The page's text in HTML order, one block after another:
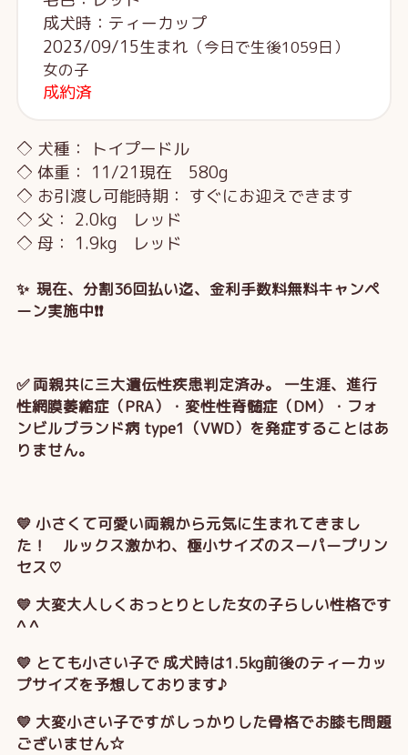
成犬時：ティーカップ
2023/09/15生まれ （今日で生後1059日）
女の子
成約済
◇ 犬種： トイプードル
◇ 体重： 11/21現在 580g
◇ お引渡し可能時期： すぐにお迎えできます
◇ 父： 2.0kg レッド
◇ 母： 1.9kg レッド
✨ 現在、分割36回払い迄、金利手数料無料キャンペ
ーン実施中❗❗
✅ 両親共に三大遺伝性疾患判定済み。 一生涯、進行
性網膜萎縮症（PRA）・変性性脊髄症（DM）・フォ
ンビルブランド病 type1（VWD）を発症することはあ
りません。
💛 小さくて可愛い両親から元気に生まれてきまし
た！ ルックス激かわ、極小サイズのスーパープリン
セス♡
💛 大変大人しくおっとりとした女の子らしい性格です
^ ^
💛 とても小さい子で 成犬時は1.5kg前後のティーカッ
プサイズを予想しております♪
💛 大変小さい子ですがしっかりした骨格でお膝も問題
ございません☆